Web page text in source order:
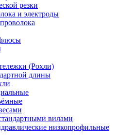
резки
и электроды
(Рохли)
длины
вилами
низкопрофильные